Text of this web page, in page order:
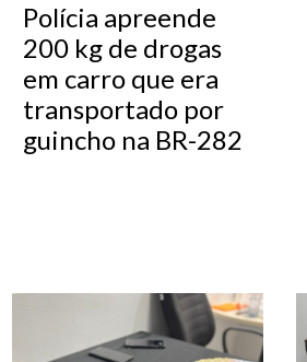
Polícia apreende
200 kg de drogas
em carro que era
transportado por
guincho na BR-282